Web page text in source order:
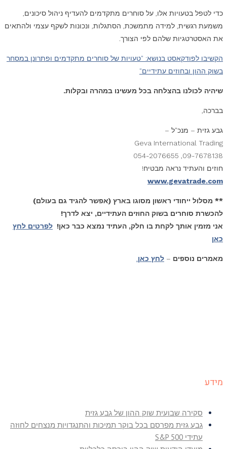
כדי לטפל בטעויות אלו, על סוחרים מתקדמים להעדיף ניהול סיכונים,
משמעת רגשית, למידה מתמשכת, הסתגלות, ונכונות לשקף עצמי ולהתאים
את האסטרטגיות שלהם לפי הצורך.
הקשיבו לפודקאסט בנושא: "טעויות של סוחרים מתקדמים ופתרונן במסחר
בשוק ההון ובחוזים עתידיים"
שיהיה לכולנו בהצלחה בכל מעשינו במהרה ובקלות.
בברכה,
גבע גזית – מנכ"ל –
Geva International Trading
09-7678138, 054-2076655
חוזים והעתיד נראה מבטיח!
www.gevatrade.com
** מסלול ייחודי ראשון מסוגו בארץ (אפשר להגיד גם בעולם)
להכשרת סוחרים בשוק החוזים העתידיים, יצא לדרך!
אני מזמין אותך לקחת בו חלק, העתיד נמצא כבר כאן! לפרטים לחץ
כאן
מאמרים נוספים – לחץ כאן.
מידע
סקירה שבועית שוק ההון של גבע גזית
גבע גזית מפרסם בכל בוקר תמיכות והתנגדויות מנצחים לחוזה
עתידי S&P 500